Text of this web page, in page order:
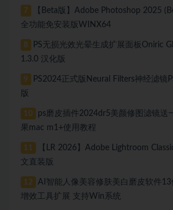
7
【Beta版】Adobe Photoshop 2025
全功能免安装版WINX64
8
PS无损光效光晕生成扩展面板Oniric
1.3.0 汉化版
9
PS2024正式版Neural Filters神经滤镜
版
10
ps磨皮插件2024dr5美颜修图滤镜送
果mac m1+使用教程
11
【LR 2026】Adobe Lightroom
文直装版
12
AI智能人像美容修肤美白磨皮软件
增效工具扩展 支持Win系统